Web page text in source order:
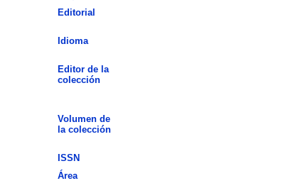
Editorial
Idioma
Editor de la
colección
Volumen de
la colección
ISSN
Área